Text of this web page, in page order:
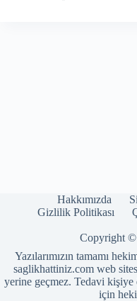
Hakkımızda
Gizlilik Politikası
Copyright ©
Yazılarımızın tamamı
saglikhattiniz.com web
yerine geçmez. Tedavi kişiye
için